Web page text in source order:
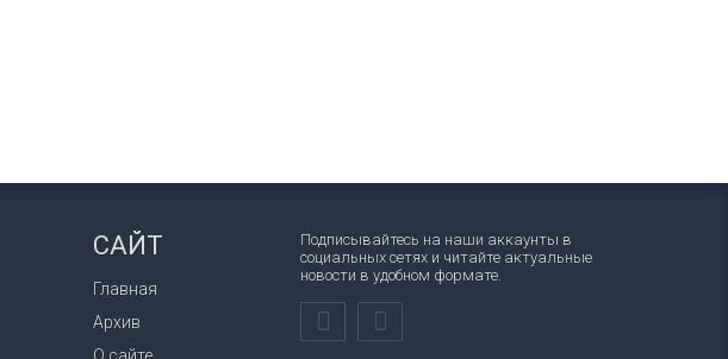
САЙТ
Главная
Архив
Подписывайтесь на наши аккаунты в
социальных сетях и читайте актуальные
новости в удобном формате.